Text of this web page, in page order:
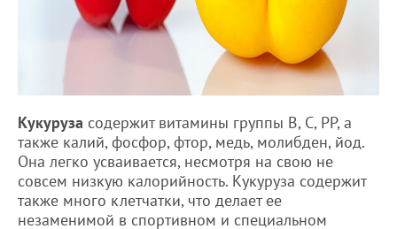
Кукуруза содержит витамины группы В, С, РР, а
также калий, фосфор, фтор, медь, молибден, йод.
Она легко усваивается, несмотря на свою не
совсем низкую калорийность. Кукуруза содержит
также много клетчатки, что делает ее
незаменимой в спортивном и специальном